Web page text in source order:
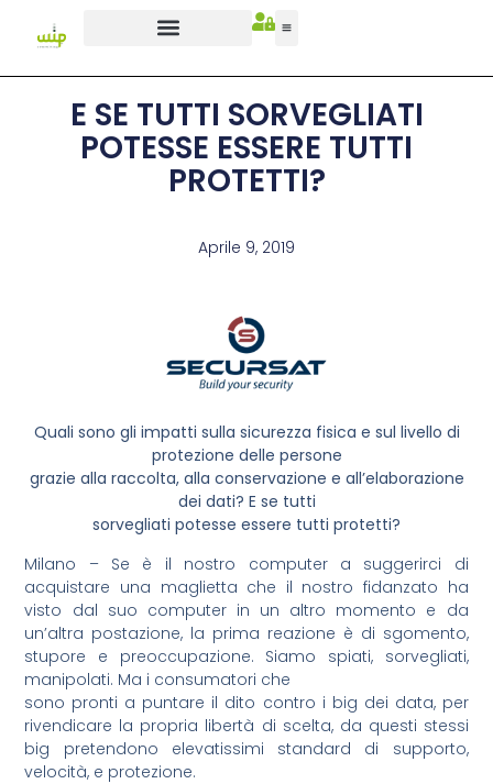
E SE TUTTI SORVEGLIATI
POTESSE ESSERE TUTTI
PROTETTI?
Aprile 9, 2019
Quali sono gli impatti sulla sicurezza fisica e sul livello di
protezione delle persone
grazie alla raccolta, alla conservazione e all’elaborazione
dei dati? E se tutti
sorvegliati potesse essere tutti protetti?
Milano – Se è il nostro computer a suggerirci di
acquistare una maglietta che il nostro fidanzato ha
visto dal suo computer in un altro momento e da
un’altra postazione, la prima reazione è di sgomento,
stupore e preoccupazione. Siamo spiati, sorvegliati,
manipolati. Ma i consumatori che
sono pronti a puntare il dito contro i big dei data, per
rivendicare la propria libertà di scelta, da questi stessi
big pretendono elevatissimi standard di supporto,
velocità, e protezione.